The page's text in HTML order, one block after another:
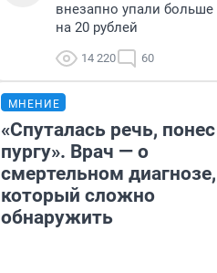
внезапно упали больше
на 20 рублей
14 220 60
МНЕНИЕ
«Спуталась речь, понес
пургу». Врач — о
смертельном диагнозе,
который сложно
обнаружить